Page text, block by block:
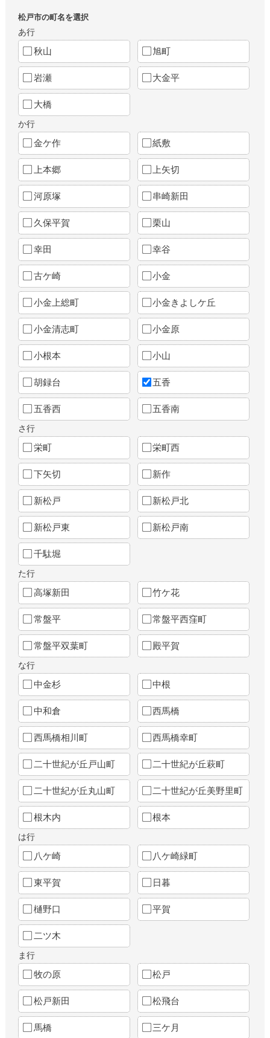
松戸市の町名を選択
あ行
秋山 旭町
岩瀬 大金平
大橋
か行
金ケ作 紙敷
上本郷 上矢切
河原塚 串崎新田
久保平賀 栗山
幸田 幸谷
古ケ崎 小金
小金上総町 小金きよしケ丘
小金清志町 小金原
小根本 小山
胡録台 五香
五香西 五香南
さ行
栄町 栄町西
下矢切 新作
新松戸 新松戸北
新松戸東 新松戸南
千駄堀
た行
高塚新田 竹ケ花
常盤平 常盤平西窪町
常盤平双葉町 殿平賀
な行
中金杉 中根
中和倉 西馬橋
西馬橋相川町 西馬橋幸町
二十世紀が丘戸山町 二十世紀が丘萩町
二十世紀が丘丸山町 二十世紀が丘美野里町
根木内 根本
は行
八ケ崎 八ケ崎緑町
東平賀 日暮
樋野口 平賀
二ツ木
ま行
牧の原 松戸
松戸新田 松飛台
馬橋 三ケ月